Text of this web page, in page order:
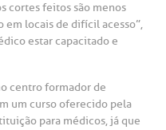
cortes feitos são menos
em locais de difícil acesso”,
estar capacitado e
centro formador de
um curso oferecido pela
para médicos, já que